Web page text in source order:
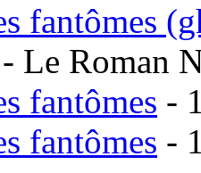
fantômes
Le Roman
fantômes -
fantômes -